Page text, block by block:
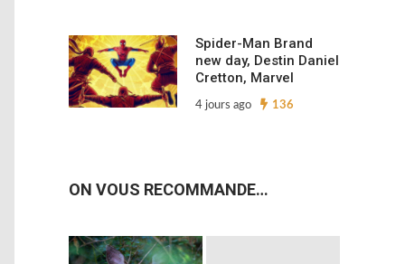
Spider-Man Brand
new day, Destin Daniel
Cretton, Marvel
4 jours ago 136
ON VOUS RECOMMANDE…